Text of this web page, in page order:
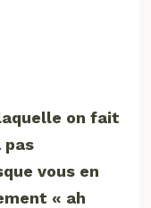
on fait
pas
vous en
« ah